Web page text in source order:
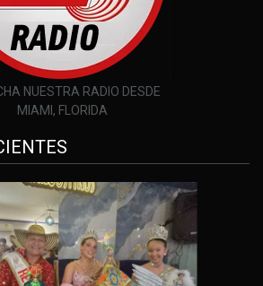
NUESTRA RADIO DESDE
MIAMI, FLORIDA